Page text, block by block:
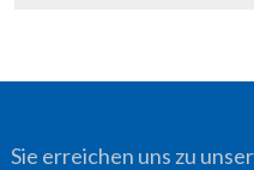
Sie erreichen uns zu